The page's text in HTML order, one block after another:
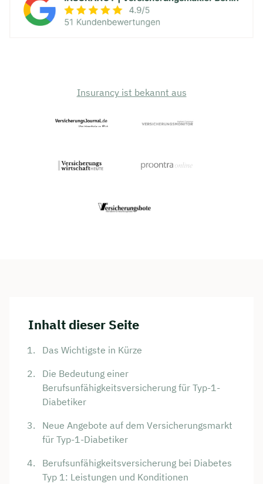
Insurancy ist bekannt aus
Inhalt dieser Seite
Das Wichtigste in Kürze
Die Bedeutung einer
Berufsunfähigkeitsversicherung für Typ-1-
Diabetiker
Neue Angebote auf dem Versicherungsmarkt
für Typ-1-Diabetiker
Berufsunfähigkeitsversicherung bei Diabetes
Typ 1: Leistungen und Konditionen